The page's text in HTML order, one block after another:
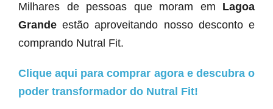
Milhares de pessoas que moram em Lagoa
Grande estão aproveitando nosso desconto e
comprando Nutral Fit.
Clique aqui para comprar agora e descubra o
poder transformador do Nutral Fit!